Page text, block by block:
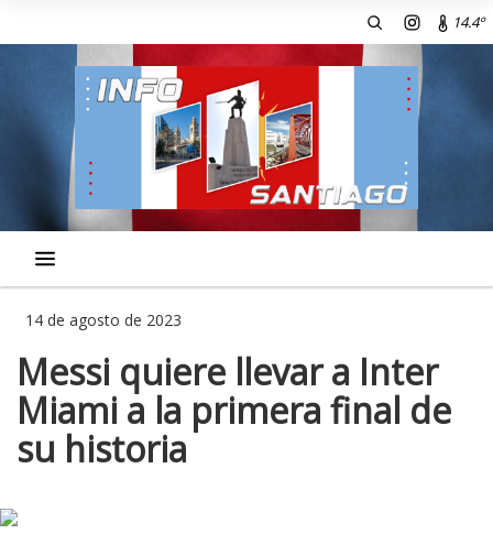
14.4º
14 de agosto de 2023
Messi quiere llevar a Inter
Miami a la primera final de
su historia